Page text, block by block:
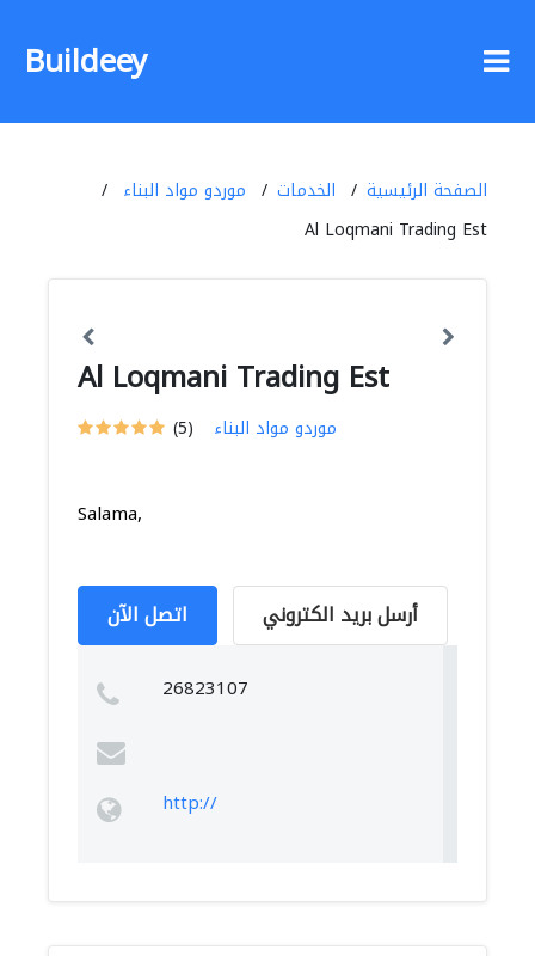
Buildeey
الصفحة الرئيسية الخدمات
موردو مواد البناء
Al Loqmani Trading Est
Al Loqmani Trading Est
(5) موردو مواد البناء
Salama,
اتصل الآن أرسل بريد الكتروني
26823107
http://